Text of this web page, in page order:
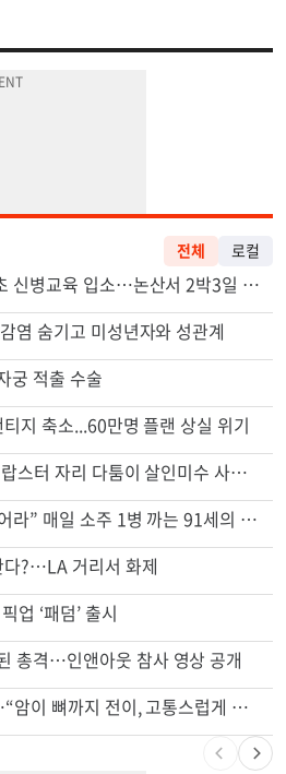
염 숨기고 미성년자와 성관계
궁 적출 수술
지 축소...60만명 플랜 상실 위기
잠수 중 공기 끊었다? 랍스터 자리 다툼이 살인미수 사건으로
?…LA 거리서 화제
업 ‘패덤’ 출시
총격…인앤아웃 참사 영상 공개
바이든 암 투병 근황…“암이 뼈까지 전이, 고통스럽게 투병 중”